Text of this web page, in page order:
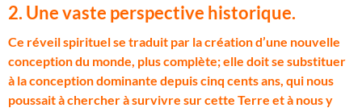
2. Une vaste perspective historique.
Ce réveil spirituel se traduit par la création d’une nouvelle
conception du monde, plus complète; elle doit se substituer
à la conception dominante depuis cinq cents ans, qui nous
poussait à chercher à survivre sur cette Terre et à nous y